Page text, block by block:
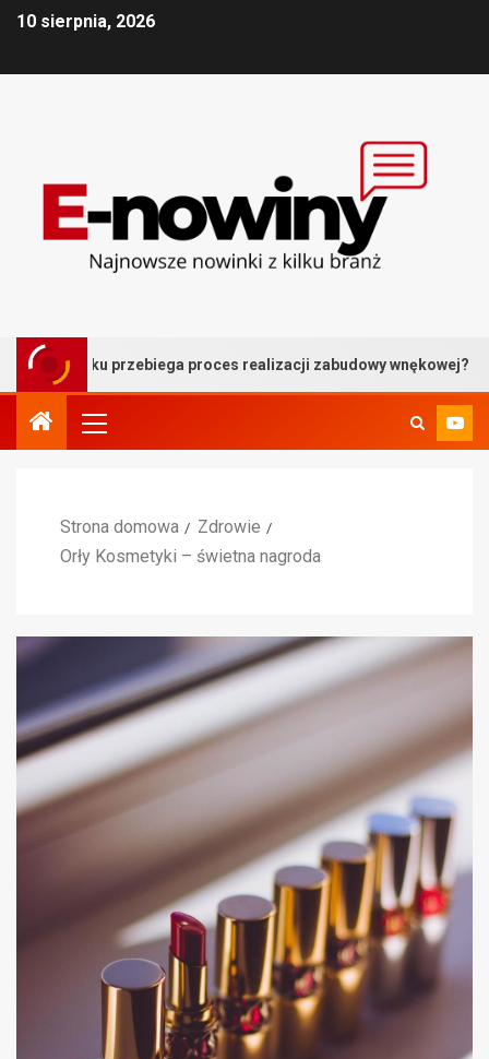
10 sierpnia, 2026
przebiega proces realizacji zabudowy wnękowej?
Strona domowa
Zdrowie
Orły Kosmetyki – świetna nagroda